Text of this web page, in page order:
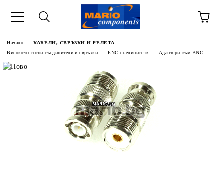
Начало
КАБЕЛИ, СВРЪЗКИ И РЕЛЕТА
Високочестотни съединители и свръзки
BNC съединители Адаптери към BNC